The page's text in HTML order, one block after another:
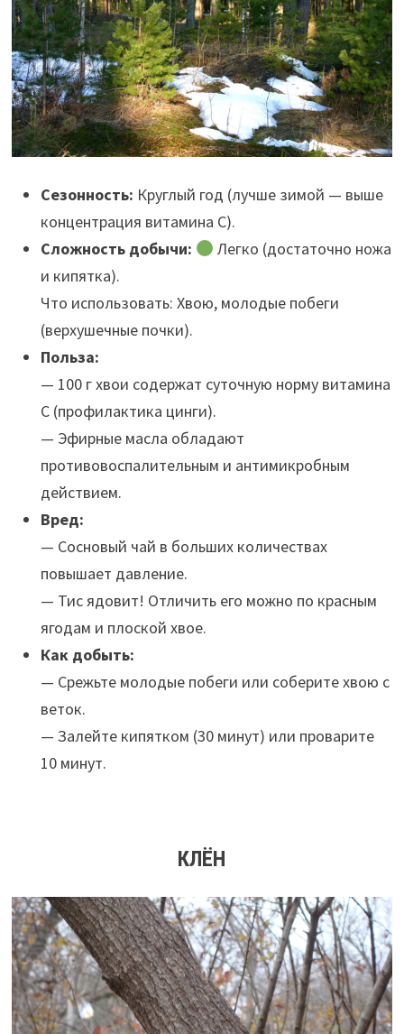
Сезонность: Круглый год (лучше зимой — выше
концентрация витамина С).
Сложность добычи:
Легко (достаточно ножа
и кипятка).
Что использовать: Хвою, молодые побеги
(верхушечные почки).
Польза:
— 100 г хвои содержат суточную норму витамина
С (профилактика цинги).
— Эфирные масла обладают
противовоспалительным и антимикробным
действием.
Вред:
— Сосновый чай в больших количествах
повышает давление.
— Тис ядовит! Отличить его можно по красным
ягодам и плоской хвое.
Как добыть:
— Срежьте молодые побеги или соберите хвою с
веток.
— Залейте кипятком (30 минут) или проварите
10 минут.
КЛЁН